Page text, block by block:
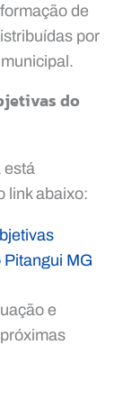
de
por
do
está
link abaixo:
MG
e